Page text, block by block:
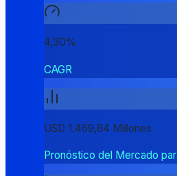
4,30%
CAGR
USD 1.469,84 Millones
Pronóstico del Mercado